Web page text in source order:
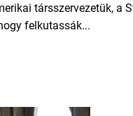
társszervezetük, a
felkutassák...